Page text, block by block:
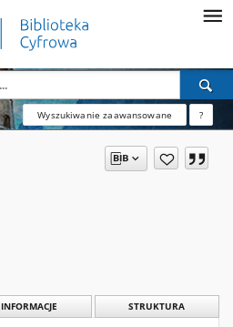
Wyszukiwanie zaawansowane ?
INFORMACJE STRUKTURA